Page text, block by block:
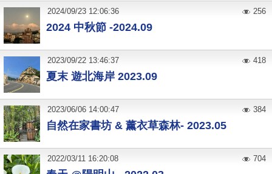
2024 中秋節 -2024.09
2024/09/23 12:06:36 256
夏末 遊北海岸 2023.09
2023/09/22 13:46:37 418
自然在家書坊 & 薰衣草森林- 2023.05
2023/06/06 14:00:47 384
2022/03/11 16:20:08 704